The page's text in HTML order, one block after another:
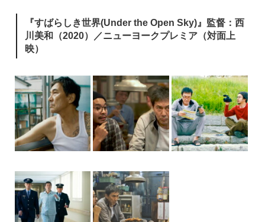
『すばらしき世界(Under the Open Sky)』監督：西
川美和（2020）／ニューヨークプレミア（対面上
映）